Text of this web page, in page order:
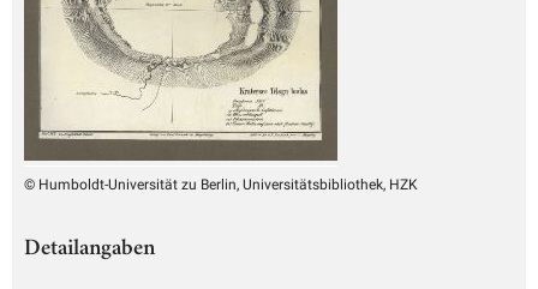
© Humboldt-Universität zu Berlin, Universitätsbibliothek, HZK
Detailangaben